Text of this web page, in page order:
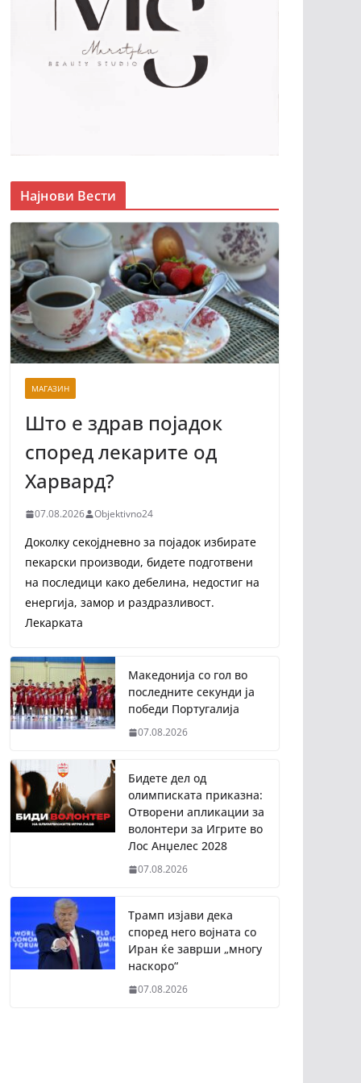
Најнови Вести
МАГАЗИН
Што е здрав појадок
според лекарите од
Харвард?
07.08.2026 Objektivno24
Доколку секојдневно за појадок избирате
пекарски производи, бидете подготвени
на последици како дебелина, недостиг на
енергија, замор и раздразливост.
Лекарката
Македонија со гол во
последните секунди ја
победи Португалија
07.08.2026
Бидете дел од
олимписката приказна:
Отворени апликации за
волонтери за Игрите во
Лос Анџелес 2028
07.08.2026
Трамп изјави дека
според него војната со
Иран ќе заврши „многу
наскоро“
07.08.2026